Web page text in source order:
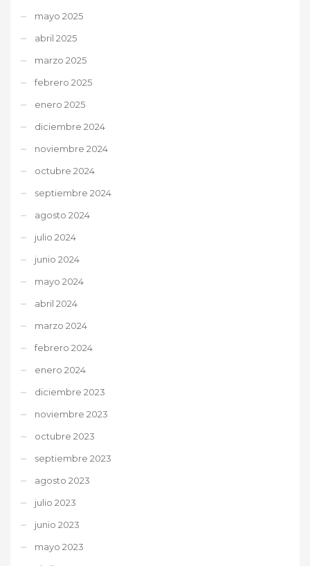
mayo 2025
abril 2025
marzo 2025
febrero 2025
enero 2025
diciembre 2024
noviembre 2024
octubre 2024
septiembre 2024
agosto 2024
julio 2024
junio 2024
mayo 2024
abril 2024
marzo 2024
febrero 2024
enero 2024
diciembre 2023
noviembre 2023
octubre 2023
septiembre 2023
agosto 2023
julio 2023
junio 2023
mayo 2023